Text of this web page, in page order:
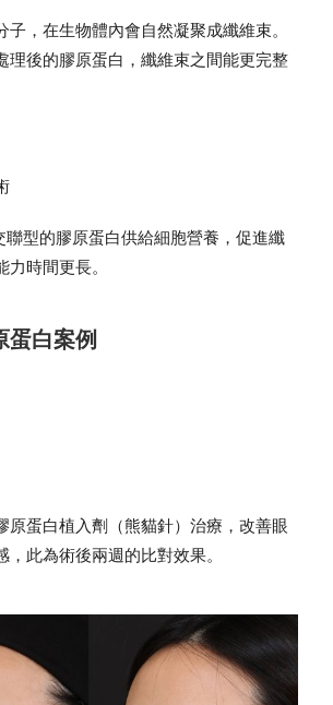
子，在生物體內會自然凝聚成纖維束。
理後的膠原蛋白，纖維束之間能更完整
聯型的膠原蛋白供給細胞營養，促進纖
力時間更長。
蛋白案例
原蛋白植入劑（熊貓針）治療，改善眼
，此為術後兩週的比對效果。